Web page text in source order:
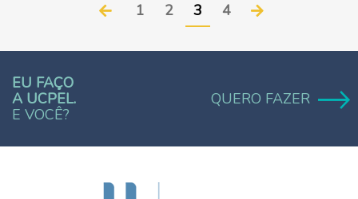
1 2 3 4
EU FAÇO
A UCPEL.
E VOCÊ?
QUERO FAZER